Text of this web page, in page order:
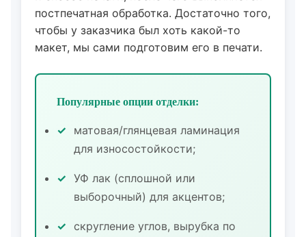
постпечатная обработка. Достаточно того,
чтобы у заказчика был хоть какой-то
макет, мы сами подготовим его в печати.
Популярные опции отделки:
матовая/глянцевая ламинация
для износостойкости;
УФ лак (сплошной или
выборочный) для акцентов;
скругление углов, вырубка по